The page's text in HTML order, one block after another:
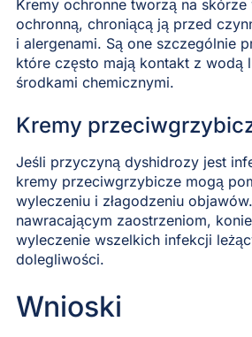
Kremy ochronne tworzą na skórze
ochronną, chroniącą ją przed
i alergenami. Są one szczególnie
które często mają kontakt z wodą
środkami chemicznymi.
Kremy
Jeśli przyczyną dyshidrozy jest
kremy przeciwgrzybicze mogą
wyleczeniu i złagodzeniu
nawracającym zaostrzeniom,
wyleczenie wszelkich infekcji
dolegliwości.
Wnioski